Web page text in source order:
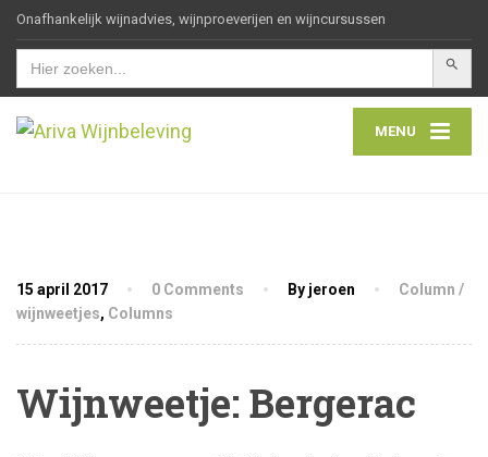
Onafhankelijk wijnadvies, wijnproeverijen en wijncursussen
Zoek
naar:
MENU
15 april 2017 0 Comments By jeroen
Column /
wijnweetjes, Columns
Wijnweetje: Bergerac